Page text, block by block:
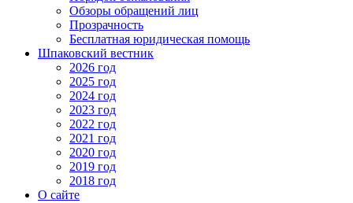
Обзоры обращений лиц
Прозрачность
Бесплатная юридическая помощь
Шпаковский вестник
2026 год
2025 год
2024 год
2023 год
2022 год
2021 год
2020 год
2019 год
2018 год
О сайте